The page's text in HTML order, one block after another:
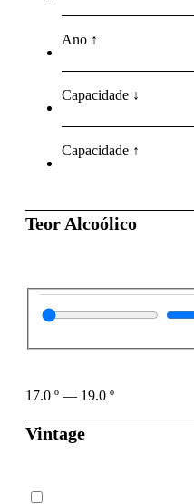
Ano ↑
Capacidade ↓
Capacidade ↑
Teor Alcoólico
17.0 º — 19.0 º
Vintage